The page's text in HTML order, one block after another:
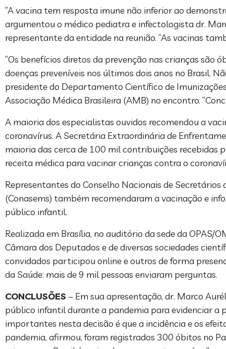
“A vacina tem resposta imune não inferior ao
argumentou o médico pediatra e infectologista dr.
representante da entidade na reunião. “As vacinas
“Os benefícios diretos da prevenção nas crianças são
doenças preveníveis nos últimos dois anos no Brasil.
presidente do Departamento Científico de
Associação Médica Brasileira (AMB) no encontro.
A maioria dos especialistas ouvidos recomendou a
coronavírus. A Secretária Extraordinária de
maioria das cerca de 100 mil contribuições
receita médica para vacinar crianças contra o
Representantes do Conselho Nacionais de
(Conasems) também recomendaram a vacinação e
público infantil.
Realizada em Brasília, no auditório da sede da OPAS/
Câmara dos Deputados e de diversas sociedades
convidados participou online e outros de forma
da Saúde: mais de 9 mil pessoas enviaram perguntas.
CONCLUSÕES – Em sua apresentação, dr. Marco
público infantil durante a pandemia para evidenciar a
importantes nesta decisão é que a incidência e os
pandemia, afirmou, foram registrados 300 óbitos no